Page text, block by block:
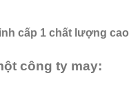
cấp 1 chất lượng cao
công ty may: